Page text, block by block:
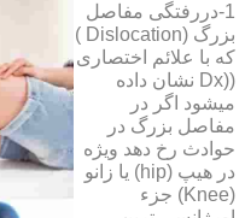
1-دررفتگی مفاصل
بزرگ (Dislocation )
که با علائم اختصاری
((Dx نشان داده
میشود اگر در
مفاصل بزرگ در
حوادث رخ دهد ویژه
در هیپ (hip) یا زانو
(Knee) جزء